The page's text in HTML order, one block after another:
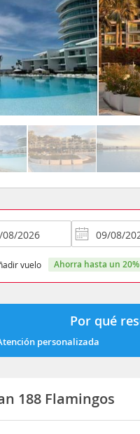
vuelo ahorra hasta un 20%
Por qué
personalizada
188 Flamingos